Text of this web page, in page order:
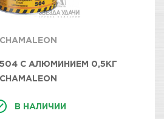
CHAMALEON
С АЛЮМИНИЕМ 0,5КГ
CHAMALEON
В НАЛИЧИИ